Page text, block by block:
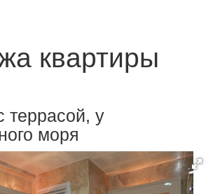
квартиры
террасой, у
моря